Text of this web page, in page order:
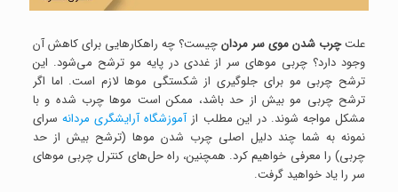
علتچرب شدن موی سر مردانچیست؟ چه راهکارهایی برای کاهش آن
وجود دارد؟ چربی موهای سر از غددی در پایه مو ترشح می‌شود. این
ترشح چربی مو برای جلوگیری از شکستگی موها لازم است. اما اگر
ترشح چربی مو بیش از حد باشد، ممکن است موها چرب شده و با
مشکل مواجه شوند. در این مطلب ازآموزشگاه آرایشگری مردانه سرای
نمونه به شما چند دلیل اصلی چرب شدن موها (ترشح بیش از حد
چربی) را معرفی خواهیم کرد. همچنین، راه حل‌های کنترل چربی موهای
سر را یاد خواهید گرفت.